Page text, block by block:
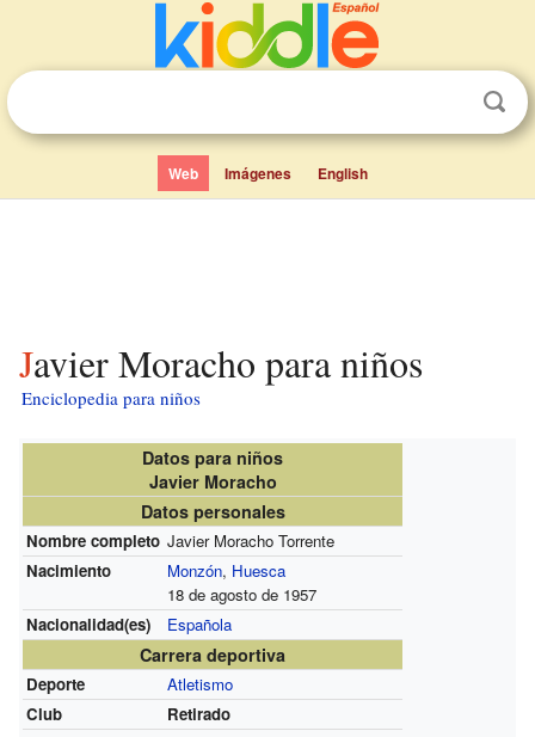
Web Imágenes English
Javier Moracho para niños
Enciclopedia para niños
Datos para niños
Javier Moracho
Datos personales
Nombre completo Javier Moracho Torrente
Nacimiento
Monzón, Huesca
18 de agosto de 1957
Nacionalidad(es)
Española
Carrera deportiva
Deporte
Atletismo
Club
Retirado